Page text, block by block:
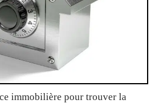
immobilière pour trouver la